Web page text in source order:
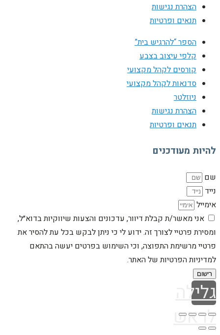
הצהרת נגישות
תנאים ופרטיות
הספר “להרגיש בית”
קלפי עיצוב בצבע
קורסים לקהל מקצועי
סדנאות לקהל מקצועי
ניוזלטר
הצהרת נגישות
תנאים ופרטיות
להיות מעודכנים
שם
נייד
אימייל
אני מאשר/ת קבלת דיוור, עדכונים והצעות שיווקיות בדוא״ל,
ומסירת פרטיי לצורך זה. ידוע לי כי ניתן לבקש בכל עת להסיר את
פרטיי מרשימת התפוצה, וכי השימוש בפרטים יעשה בהתאם
למדיניות הפרטיות של האתר.
רישום
גלילה
לראש